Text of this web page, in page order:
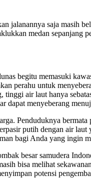
jalanannya saja masih
medan
begitu memasuki
perahu untuk
tinggi air laut hanya
dapat menyeberang
Penduduknya
putih dengan air
bagi Anda yang ingin
besar samudera
bisa melihat
potensi